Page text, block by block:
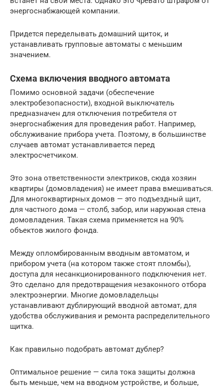
энергоснабжающей компании.
Придется переделывать домашний щиток, и
устанавливать групповые автоматы с меньшим
значением.
Схема включения вводного автомата
Помимо основной задачи (обеспечение
электробезопасности), входной выключатель
предназначен для отключения потребителя от
энергоснабжения для проведения работ. Например,
обслуживание прибора учета. Поэтому, в большинстве
случаев автомат устанавливается перед
электросчетчиком.
Это зона ответственности электриков, сюда хозяин
квартиры (домовладения) не имеет права вмешиваться.
Для многоквартирных домов — это подъездный щит,
для частного дома — столб, забор, или наружная стена
домовладения. Такая схема применяется на 90%
объектов жилого фонда.
Между опломбированным вводным автоматом, и
прибором учета (на котором также стоят пломбы),
доступа для несанкционированного подключения нет.
Это сделано для предотвращения незаконного отбора
электроэнергии. Многие домовладельцы
устанавливают дублирующий вводной автомат, для
удобства обслуживания и ремонта распределительного
щитка.
Как правильно подобрать автомат дублер?
Оптимальное решение — сила тока защиты должна
быть меньше, чем на вводном устройстве, и больше,